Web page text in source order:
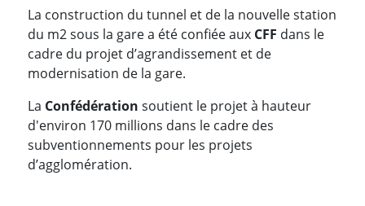
La construction du tunnel et de la nouvelle station
du m2 sous la gare a été confiée aux CFF dans le
cadre du projet d’agrandissement et de
modernisation de la gare.
La Confédération soutient le projet à hauteur
d'environ 170 millions dans le cadre des
subventionnements pour les projets
d’agglomération.